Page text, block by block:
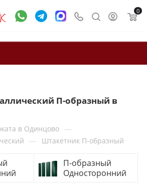
0
П-образный в
в Одинцово —
— Штакетник П-образный
П-образный
Односторонний